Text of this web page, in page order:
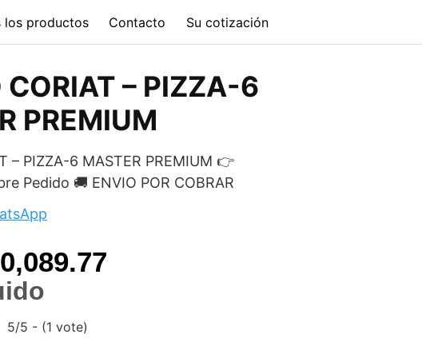
los productos Contacto Su cotización
CORIAT – PIZZA-6
PREMIUM
– PIZZA-6 MASTER PREMIUM 👉
Pedido 🚚 ENVIO POR COBRAR
5/5 - (1 vote)